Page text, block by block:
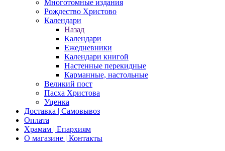
Многотомные издания
Рождество Христово
Календари
Назад
Календари
Ежедневники
Календари книгой
Настенные перекидные
Карманные, настольные
Великий пост
Пасха Христова
Уценка
Доставка | Самовывоз
Оплата
Храмам | Епархиям
О магазине | Контакты